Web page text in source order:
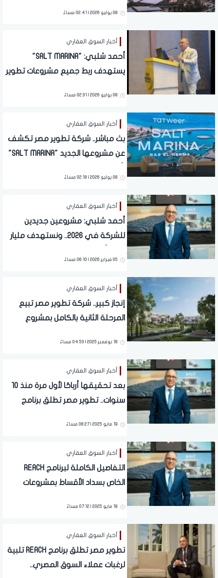
08 يوليو 2026 | 02:41 مساءً
أخبار السوق العقاري
أحمد شلبي: "SALT MARINA"
يستهدف ربط جميع مشروعات تطوير
08 يوليو 2026 | 02:31 مساءً
أخبار السوق العقاري
بث مباشر.. شركة تطوير مصر تكشف
عن مشروعها الجديد "SALT MARINA"
08 يوليو 2026 | 02:18 مساءً
أخبار السوق العقاري
أحمد شلبي: مشروعين جديدين
للشركة في 2026.. ونستهدف مليار
05 فبراير 2026 | 06:10 مساءً
أخبار السوق العقاري
إنجاز كبير.. شركة تطوير مصر تبيع
المرحلة الثانية بالكامل بمشروع
18 نوفمبر 2025 | 04:53 مساءً
أخبار السوق العقاري
بعد تحقيقها أرباحًا لأول مرة منذ 10
سنوات.. تطوير مصر تطلق برنامج
19 مايو 2025 | 08:27 مساءً
أخبار السوق العقاري
التفاصيل الكاملة لبرنامج REACH
الخاص بسداد الأقساط بمشروعات
18 مايو 2025 | 07:12 مساءً
أخبار السوق العقاري
تطوير مصر تطلق برنامج REACH تلبية
لرغبات عملاء السوق المصري..